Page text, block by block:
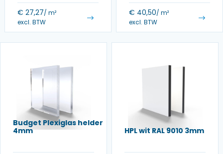
€ 27,27/ m²
excl. BTW
€ 40,50/ m²
excl. BTW
Budget Plexiglas helder
4mm
HPL wit RAL 9010 3mm